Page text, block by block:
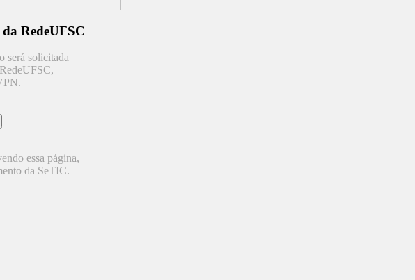
RedeUFSC
será solicitada
essa página,
da SeTIC.